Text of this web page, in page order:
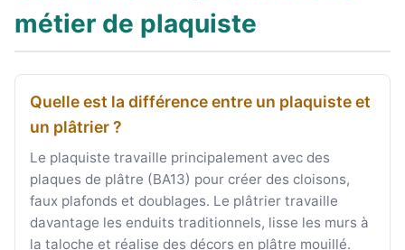
métier de plaquiste
Quelle est la différence entre un plaquiste et
un plâtrier ?
Le plaquiste travaille principalement avec des
plaques de plâtre (BA13) pour créer des cloisons,
faux plafonds et doublages. Le plâtrier travaille
davantage les enduits traditionnels, lisse les murs à
la taloche et réalise des décors en plâtre mouillé.